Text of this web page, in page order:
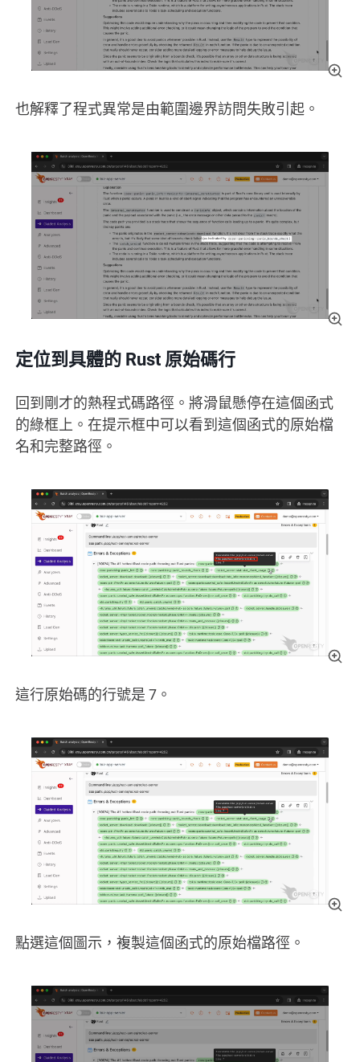
也解釋了程式異常是由範圍邊界訪問失敗引起。
定位到具體的 Rust 原始碼行
回到剛才的熱程式碼路徑。將滑鼠懸停在這個函式
的綠框上。在提示框中可以看到這個函式的原始檔
名和完整路徑。
這行原始碼的行號是 7。
點選這個圖示，複製這個函式的原始檔路徑。